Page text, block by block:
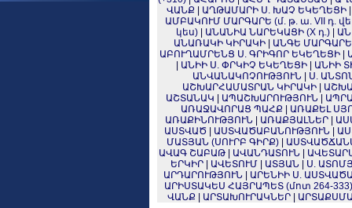
ՎԱՆՔ
ԱՂԹԱՄԱՐԻ Ս. ԽԱՉ ԵԿԵՂԵՑԻ
ԱՄԲԱԿՈՒՄ ՄԱՐԳԱՐԵ (մ. թ. ա. VII դ.
կես)
ԱՆԱՆԻԱ ՆԱՐԵԿԱՑԻ (X դ.)
ԱՆԱՌԱԿԻ ԿԻՐԱԿԻ|
ԱՆԳԵ ՄԱՐԳԱՐԵ
ԱԲՈՒՂԱՄՐԵՆՑ Ս. ԳՐԻԳՈՐ ԵԿԵՂԵՑԻ|
ԱՆԻԻ Ս. ՓՐԿԻՉ ԵԿԵՂԵՑԻ
ԱՆԻԻ
ԱՆՎԱՆԱԿՈՉՈՒԹՅՈՒՆ
Ս.
ԱՇԽԱՐՀԱՄԱՏՐԱՆ ԿԻՐԱԿԻ
ԱՇՏԱՆԱԿ
ԱՊԱՇԽԱՐՈՒԹՅՈՒՆ
ԱՌԱՋԱՎՈՐԱՑ ՊԱՀՔ
ԱՌԱՔԵԼ
ԱՌԱՔԻՆՈՒԹՅՈՒՆ
ԱՌԱՔՅԱԼՆԵՐ
ԱՍՏՎԱԾ
ԱՍՏՎԱԾԱԲԱՆՈՒԹՅՈՒՆ
ՄԱՏՅԱՆ (ՍՈՒՐԲ ԳԻՐՔ)|
ԱՎԱԳ ՇԱԲԱԹ
ԱՎԱՆԴԱՏՈՒՆ
ԵՐԿԻՐ| ԱՎԵՏՈՒՄ| ԱՏՅԱՆ
Ս.
ԱՐԴԱՐՈՒԹՅՈՒՆ
ԱՐԵՆԻԻ Ս.
ԱՐԻՍՏԱԿԵՍ ՀԱՅՐԱՊԵՏ (մոտ 264-333)
ՎԱՆՔ
ԱՐՏԱԽՈՒՐԱԿՆԵՐ|